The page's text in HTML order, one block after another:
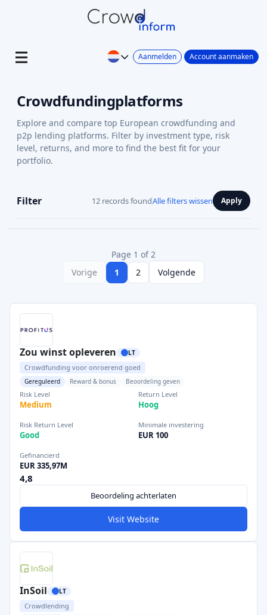
Aanmelden Account aanmaken
Crowdfundingplatforms
Explore and compare top European crowdfunding and
p2p lending platforms. Filter by investment type, risk
level, returns, and more to find the best fit for your
portfolio.
Filter 12 records foundAlle filters wissen Apply
Page 1 of 2
Vorige
1 2 Volgende
Zou winst opleveren LT
Crowdfunding voor onroerend goed
Gereguleerd Reward & bonus Beoordeling geven
Risk Level
Medium
Return Level
Hoog
Risk Return Level
Good
Minimale investering
EUR 100
Gefinancierd
EUR 335,97M
4,8
Beoordeling achterlaten
Visit Website
InSoil LT
Crowdlending